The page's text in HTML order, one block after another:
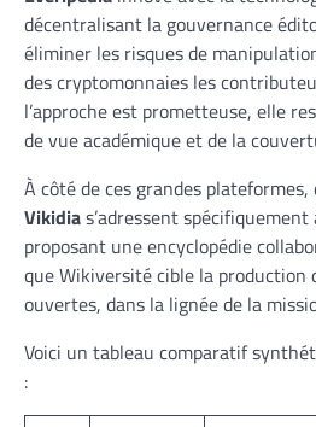
décentralisant la gouvernance
éliminer les risques de
des cryptomonnaies les
l’approche est prometteuse, elle
de vue académique et de la
À côté de ces grandes
Vikidias’adressent
proposant une encyclopédie
que Wikiversité cible la production
ouvertes, dans la lignée de la
Voici un tableau comparatif
: